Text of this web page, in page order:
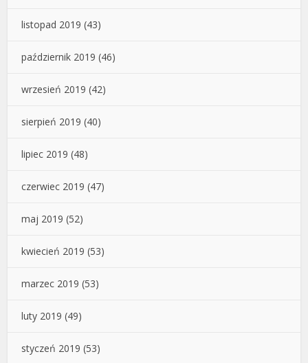
listopad 2019 (43)
październik 2019 (46)
wrzesień 2019 (42)
sierpień 2019 (40)
lipiec 2019 (48)
czerwiec 2019 (47)
maj 2019 (52)
kwiecień 2019 (53)
marzec 2019 (53)
luty 2019 (49)
styczeń 2019 (53)